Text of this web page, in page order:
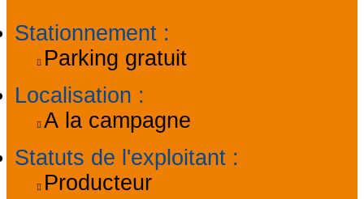
Stationnement :
Parking gratuit
Localisation :
A la campagne
Statuts de l'exploitant :
Producteur